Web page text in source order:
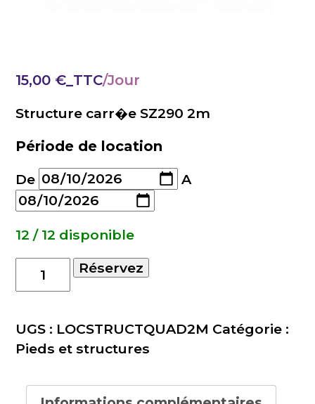
15,00 €_TTC
Structure carr�e SZ290 2m
Période de location
De
A
12 / 12 disponible
quantité
de
carrée
SZ290
Réservez
UGS : LOCSTRUCTQUAD2M Catégorie :
Pieds et structures